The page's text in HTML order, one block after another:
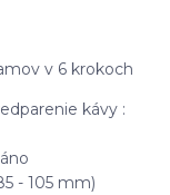
v 6 krokoch
kávy :
- 105 mm)